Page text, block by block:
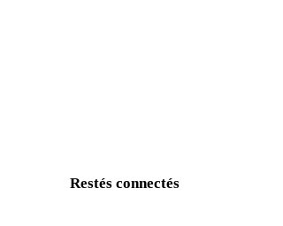
Restés connectés